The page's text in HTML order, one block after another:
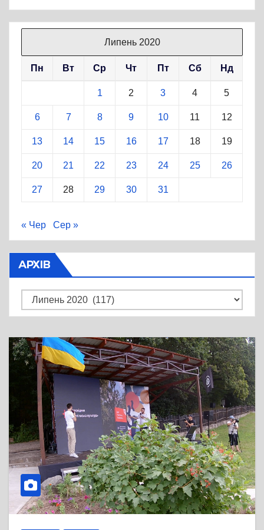
Липень 2020
Пн Вт Ср Чт Пт Сб Нд
1 2 3 4 5
6 7 8 9 10 11 12
13 14 15 16 17 18 19
20 21 22 23 24 25 26
27 28 29 30 31
« Чер Сер »
АРХІВ
Архів